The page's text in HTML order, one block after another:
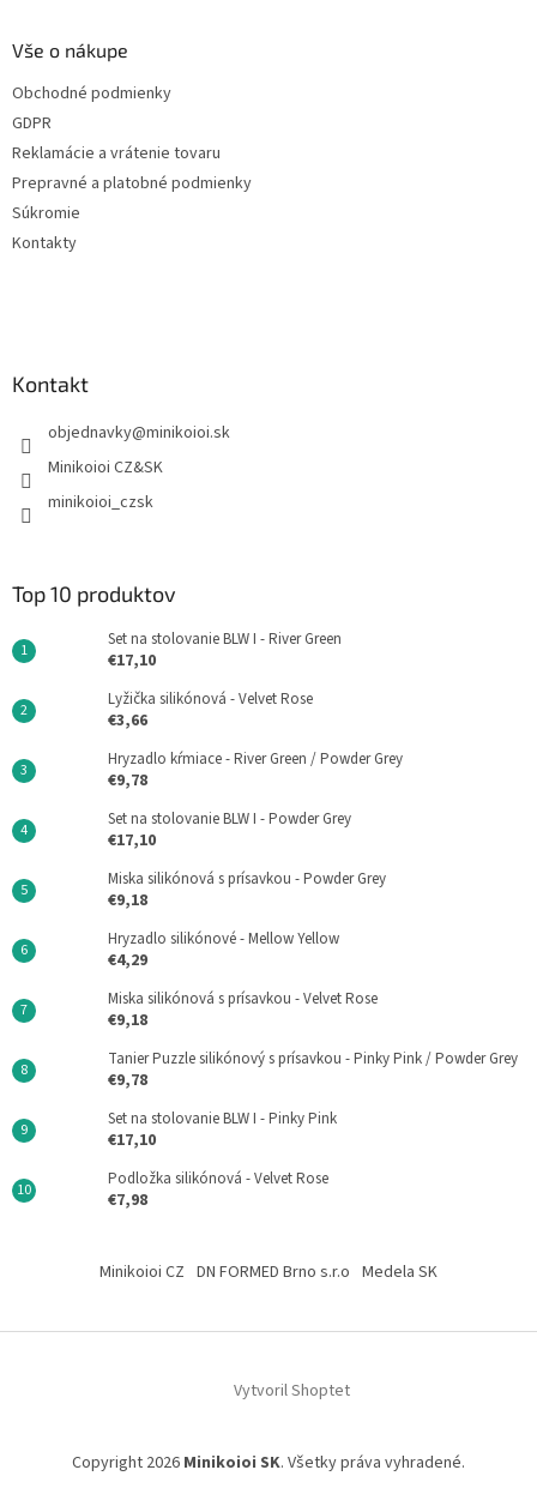
Vše o nákupe
Obchodné podmienky
GDPR
Reklamácie a vrátenie tovaru
Prepravné a platobné podmienky
Súkromie
Kontakty
Kontakt
objednavky@minikoioi.sk
Minikoioi CZ&SK
minikoioi_czsk
Top 10 produktov
Set na stolovanie BLW I - River Green
€17,10
Lyžička silikónová - Velvet Rose
€3,66
Hryzadlo kŕmiace - River Green / Powder Grey
€9,78
Set na stolovanie BLW I - Powder Grey
€17,10
Miska silikónová s prísavkou - Powder Grey
€9,18
Hryzadlo silikónové - Mellow Yellow
€4,29
Miska silikónová s prísavkou - Velvet Rose
€9,18
Tanier Puzzle silikónový s prísavkou - Pinky Pink / Powder Grey
€9,78
Set na stolovanie BLW I - Pinky Pink
€17,10
Podložka silikónová - Velvet Rose
€7,98
Minikoioi CZ DN FORMED Brno s.r.o Medela SK
Vytvoril Shoptet
Copyright 2026 Minikoioi SK. Všetky práva vyhradené.